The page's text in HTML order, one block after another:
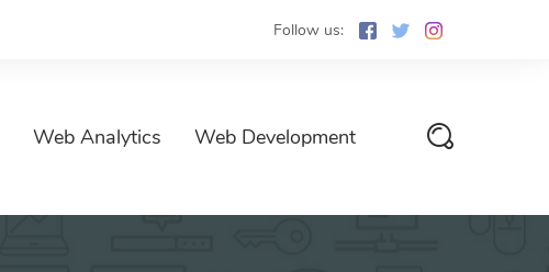
Follow us:
Web Analytics Web Development